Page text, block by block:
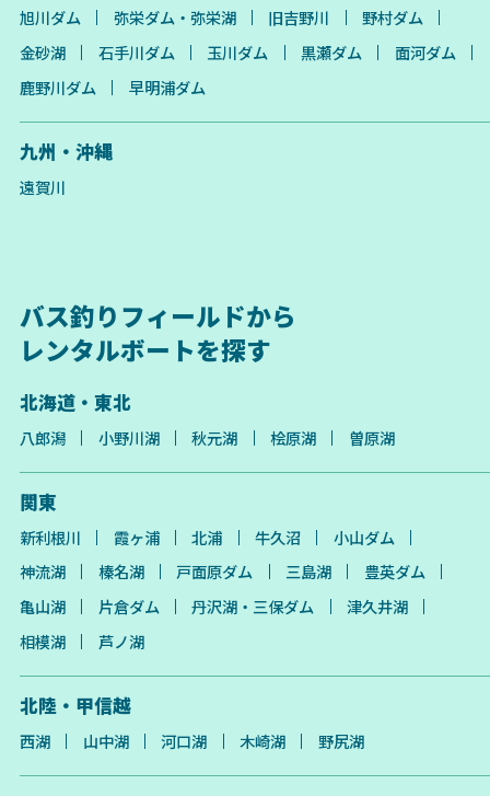
旭川ダム 弥栄ダム・弥栄湖 旧吉野川
野村ダム
金砂湖
石手川ダム 玉川ダム 黒瀬ダム
面河ダム
鹿野川ダム
早明浦ダム
九州・沖縄
遠賀川
バス釣りフィールドから
レンタルボートを探す
北海道・東北
八郎潟 小野川湖 秋元湖 桧原湖 曽原湖
関東
新利根川 霞ヶ浦 北浦 牛久沼
小山ダム
神流湖
榛名湖 戸面原ダム 三島湖
豊英ダム
亀山湖
片倉ダム 丹沢湖・三保ダム
津久井湖
相模湖
芦ノ湖
北陸・甲信越
西湖 山中湖 河口湖 木崎湖 野尻湖